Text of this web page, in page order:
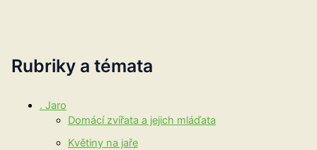
Rubriky a témata
. Jaro
Domácí zvířata a jejich mláďata
Květiny na jaře